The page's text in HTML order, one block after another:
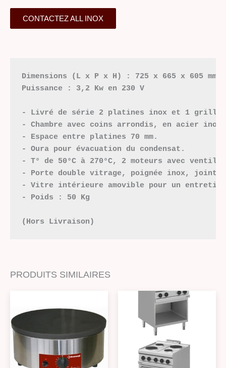
CONTACTEZ ALL INOX
Dimensions (L x P x H) : 725 x 665 x 605 mm
Puissance : 3,2 Kw en 230 V
- Livré de série 2 platines inox et 1 grille
- Chambre avec coins arrondis, en acier
- Espace entre platines 70 mm.
- Oura pour évacuation du condensat.
- T° de 50°C à 270°C, 2 moteurs avec
- Porte double vitrage, poignée inox, joint
- Vitre intérieure amovible pour un
- Poids : 50 Kg
(Hors Livraison)
PRODUITS SIMILAIRES